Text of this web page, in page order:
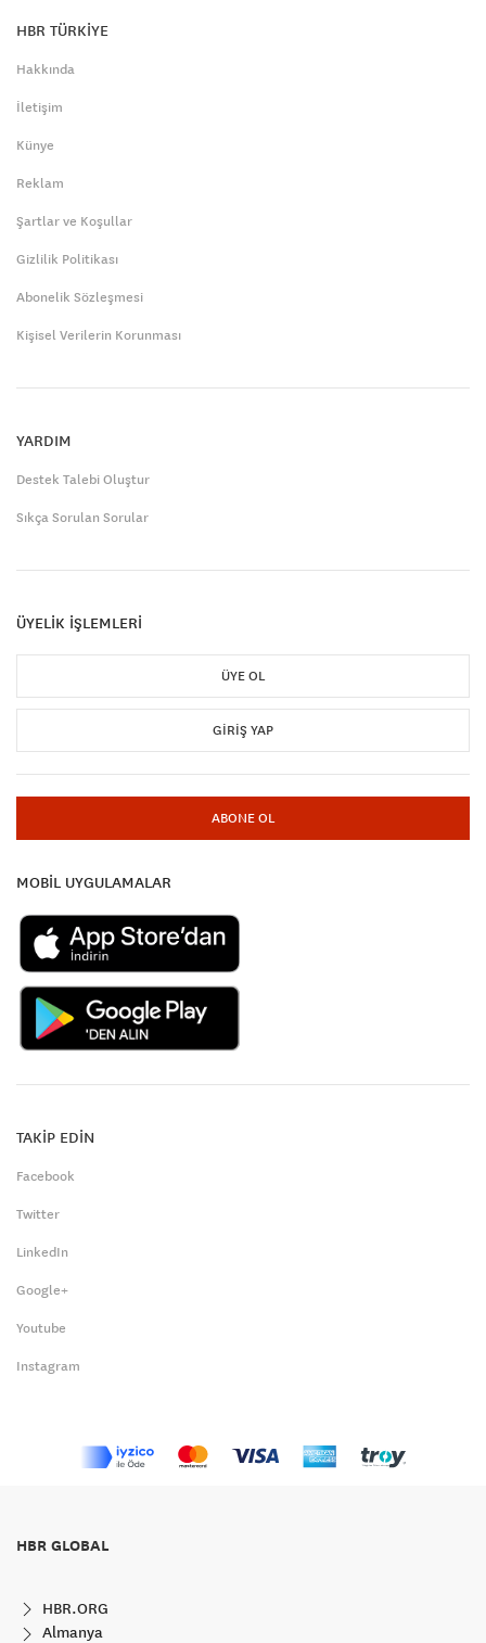
HBR TÜRKİYE
Hakkında
İletişim
Künye
Reklam
Şartlar ve Koşullar
Gizlilik Politikası
Abonelik Sözleşmesi
Kişisel Verilerin Korunması
YARDIM
Destek Talebi Oluştur
Sıkça Sorulan Sorular
ÜYELİK İŞLEMLERİ
ÜYE OL
GIRIŞ YAP
ABONE OL
MOBİL UYGULAMALAR
TAKİP EDİN
Facebook
Twitter
LinkedIn
Google+
Youtube
Instagram
HBR GLOBAL
HBR.ORG
Almanya